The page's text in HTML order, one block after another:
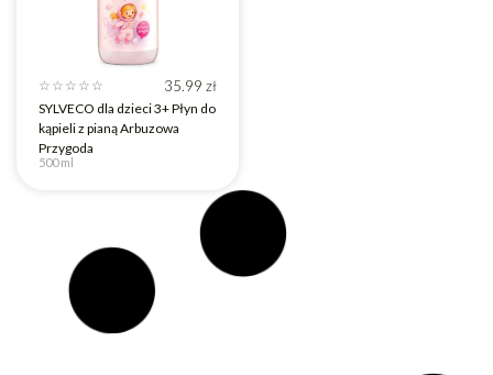
☆ ☆ ☆ ☆ ☆ 35.99 zł
SYLVECO dla dzieci 3+ Płyn do
kąpieli z pianą Arbuzowa
Przygoda
500 ml